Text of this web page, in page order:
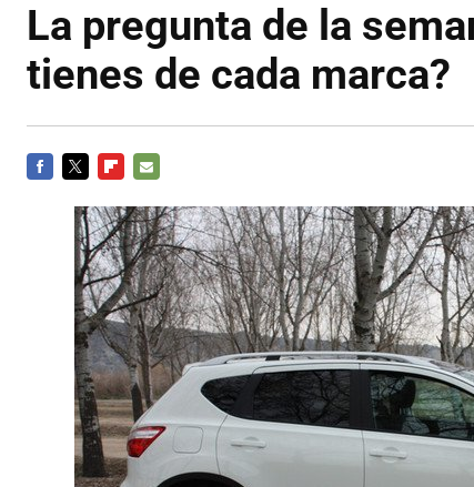
La pregunta de la
tienes de cada marca?
MAIL